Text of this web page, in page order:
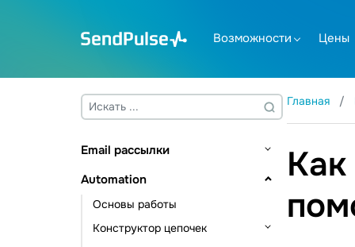
Возможности Цены
Email рассылки
Основы работы
Адресные книги и контакты
Управление контактами
Создание шаблона
Automation
Основы работы
Конструктор цепочек
Главная
Как